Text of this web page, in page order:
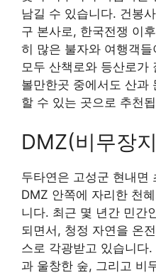
남길 수 있습니다. 건봉
구 본사로, 한국전쟁 이
히 많은 불자와 여행객
모두 산책로와 등산로가
볼만한곳 중에서도 산과
할 수 있는 곳으로 추천
DMZ(비무장
두타연은 고성군 현내면
DMZ 안쪽에 자리한 천
니다. 최근 몇 년간 민간
되면서, 청정 자연을 온
스로 각광받고 있습니다
과 울창한 숲, 그리고 비